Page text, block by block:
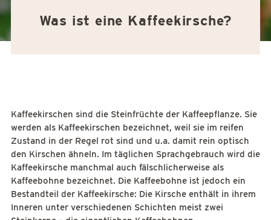
Was ist eine Kaffeekirsche?
Kaffeekirschen sind die Steinfrüchte der Kaffeepflanze. Sie
werden als Kaffeekirschen bezeichnet, weil sie im reifen
Zustand in der Regel rot sind und u.a. damit rein optisch
den Kirschen ähneln. Im täglichen Sprachgebrauch wird die
Kaffeekirsche manchmal auch fälschlicherweise als
Kaffeebohne bezeichnet. Die Kaffeebohne ist jedoch ein
Bestandteil der Kaffeekirsche: Die Kirsche enthält in ihrem
Inneren unter verschiedenen Schichten meist zwei